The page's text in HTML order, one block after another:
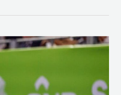
ديوكوفيتش
في